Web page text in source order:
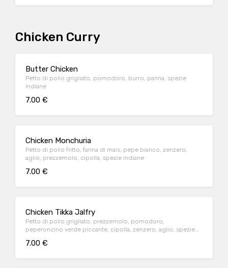
Chicken Curry
Butter Chicken
Petto di pollo grigliato, pomodoro, burro, panna, spezie
indiane
7.00 €
Chicken Monchuria
Petto di pollo fritto, farina di mais, pepe bianco, zenzero,
aglio, prezzemolo, cipolla, spezie indiane
7.00 €
Chicken Tikka Jalfry
Petto di pollo grigliato, prezzemolo, pomodoro,
peperoncino verde piccante, cipolla, zenzero, aglio, spezie
7.00 €